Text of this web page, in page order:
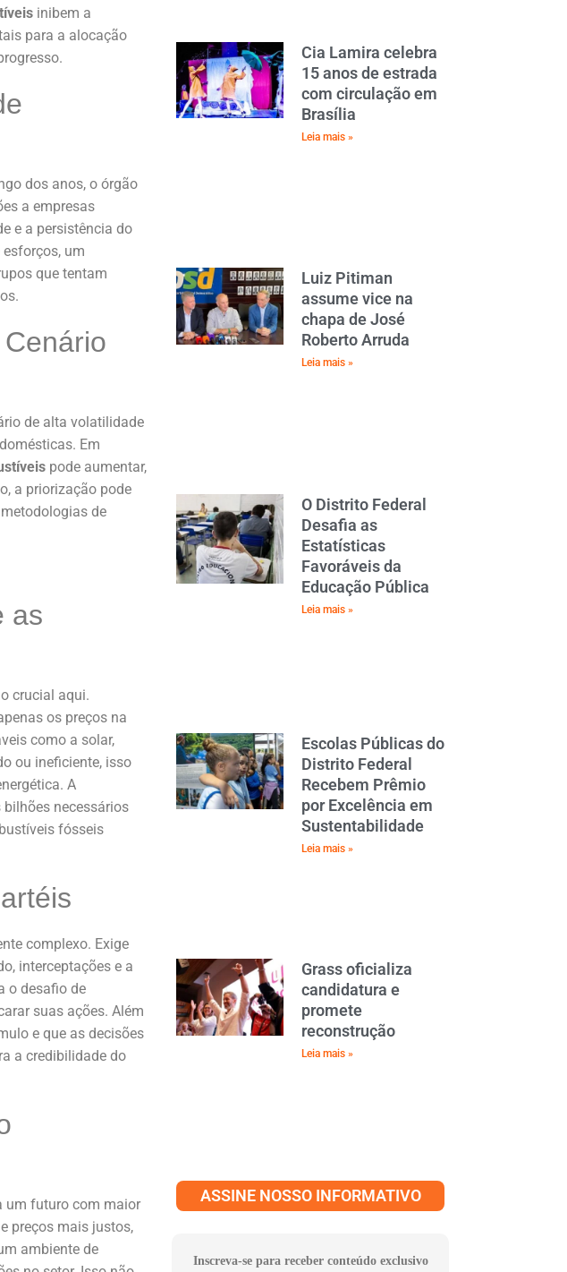
inibem a
para a alocação
dos anos, o órgão
a empresas
e a persistência do
um
que tentam
de alta volatilidade
Em
pode aumentar,
a priorização pode
de
as
crucial aqui.
os preços na
como a solar,
ou ineficiente, isso
A
necessários
fósseis
complexo. Exige
interceptações e a
o desafio de
suas ações. Além
e que as decisões
a credibilidade do
um futuro com maior
preços mais justos,
ambiente de
Cia Lamira celebra
15 anos de estrada
com circulação em
Brasília
Leia mais »
Luiz Pitiman
assume vice na
chapa de José
Roberto Arruda
Leia mais »
O Distrito Federal
Desafia as
Estatísticas
Favoráveis da
Educação Pública
Leia mais »
Escolas Públicas do
Distrito Federal
Recebem Prêmio
por Excelência em
Sustentabilidade
Leia mais »
Grass oficializa
candidatura e
promete
reconstrução
Leia mais »
ASSINE NOSSO INFORMATIVO
Inscreva-se para receber conteúdo exclusivo